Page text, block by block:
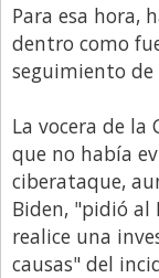
Salidas
Santa Fe
Sociedad
Tecnología
Tendencias
Viajes
Para esa hora,
dentro como
seguimiento de
La vocera de la
que no había
ciberataque,
Biden, "pidió
realice una
causas" del